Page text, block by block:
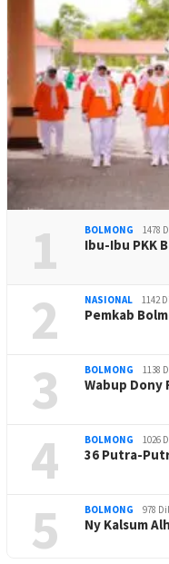
1 BOLMONG 1478
Ibu-Ibu PKK
2 NASIONAL 1142
Pemkab
3 BOLMONG 1138
Wabup Dony
4 BOLMONG 1026
36 Putra-
5 BOLMONG 978
Ny Kalsum